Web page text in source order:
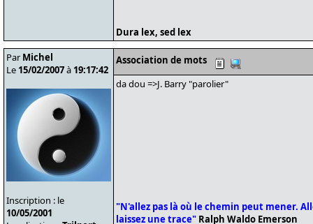
Dura lex, sed lex
Par Michel
Le 15/02/2007à 19:17:42
Inscription : le
10/05/2001
Association de mots
da dou =>J. Barry "parolier"
"N'allez pas là où le chemin peut mener.
laissez une trace" Ralph Waldo Emerson